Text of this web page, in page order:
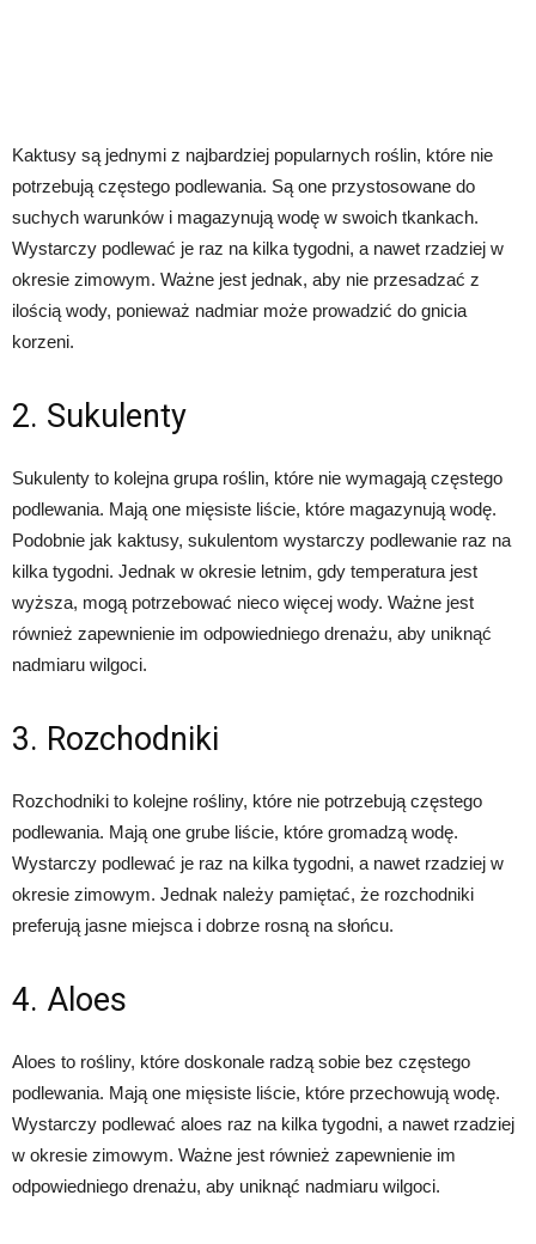
Kaktusy są jednymi z najbardziej popularnych roślin, które nie
potrzebują częstego podlewania. Są one przystosowane do
suchych warunków i magazynują wodę w swoich tkankach.
Wystarczy podlewać je raz na kilka tygodni, a nawet rzadziej w
okresie zimowym. Ważne jest jednak, aby nie przesadzać z
ilością wody, ponieważ nadmiar może prowadzić do gnicia
korzeni.
2. Sukulenty
Sukulenty to kolejna grupa roślin, które nie wymagają częstego
podlewania. Mają one mięsiste liście, które magazynują wodę.
Podobnie jak kaktusy, sukulentom wystarczy podlewanie raz na
kilka tygodni. Jednak w okresie letnim, gdy temperatura jest
wyższa, mogą potrzebować nieco więcej wody. Ważne jest
również zapewnienie im odpowiedniego drenażu, aby uniknąć
nadmiaru wilgoci.
3. Rozchodniki
Rozchodniki to kolejne rośliny, które nie potrzebują częstego
podlewania. Mają one grube liście, które gromadzą wodę.
Wystarczy podlewać je raz na kilka tygodni, a nawet rzadziej w
okresie zimowym. Jednak należy pamiętać, że rozchodniki
preferują jasne miejsca i dobrze rosną na słońcu.
4. Aloes
Aloes to rośliny, które doskonale radzą sobie bez częstego
podlewania. Mają one mięsiste liście, które przechowują wodę.
Wystarczy podlewać aloes raz na kilka tygodni, a nawet rzadziej
w okresie zimowym. Ważne jest również zapewnienie im
odpowiedniego drenażu, aby uniknąć nadmiaru wilgoci.